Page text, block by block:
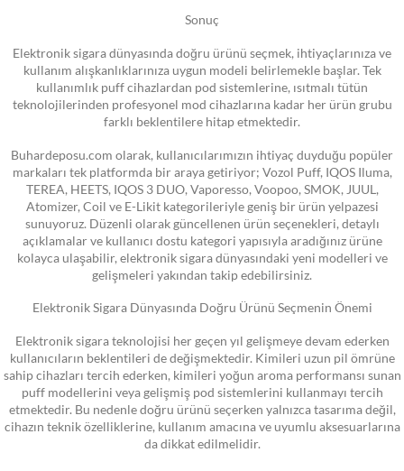
Sonuç
Elektronik sigara dünyasında doğru ürünü seçmek, ihtiyaçlarınıza ve
kullanım alışkanlıklarınıza uygun modeli belirlemekle başlar. Tek
kullanımlık puff cihazlardan pod sistemlerine, ısıtmalı tütün
teknolojilerinden profesyonel mod cihazlarına kadar her ürün grubu
farklı beklentilere hitap etmektedir.
Buhardeposu.com olarak, kullanıcılarımızın ihtiyaç duyduğu popüler
markaları tek platformda bir araya getiriyor; Vozol Puff, IQOS Iluma,
TEREA, HEETS, IQOS 3 DUO, Vaporesso, Voopoo, SMOK, JUUL,
Atomizer, Coil ve E-Likit kategorileriyle geniş bir ürün yelpazesi
sunuyoruz. Düzenli olarak güncellenen ürün seçenekleri, detaylı
açıklamalar ve kullanıcı dostu kategori yapısıyla aradığınız ürüne
kolayca ulaşabilir, elektronik sigara dünyasındaki yeni modelleri ve
gelişmeleri yakından takip edebilirsiniz.
Elektronik Sigara Dünyasında Doğru Ürünü Seçmenin Önemi
Elektronik sigara teknolojisi her geçen yıl gelişmeye devam ederken
kullanıcıların beklentileri de değişmektedir. Kimileri uzun pil ömrüne
sahip cihazları tercih ederken, kimileri yoğun aroma performansı sunan
puff modellerini veya gelişmiş pod sistemlerini kullanmayı tercih
etmektedir. Bu nedenle doğru ürünü seçerken yalnızca tasarıma değil,
cihazın teknik özelliklerine, kullanım amacına ve uyumlu aksesuarlarına
da dikkat edilmelidir.